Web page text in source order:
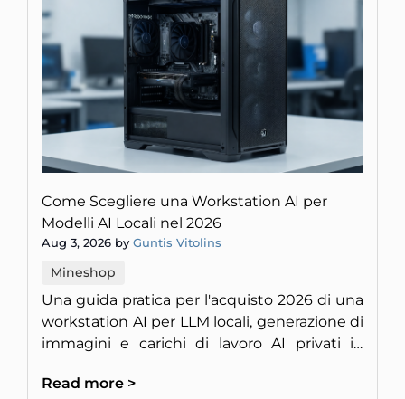
Come Scegliere una Workstation AI per
Modelli AI Locali nel 2026
Aug 3, 2026 by Guntis Vitolins
Mineshop
Una guida pratica per l'acquisto 2026 di una
workstation AI per LLM locali, generazione di
immagini e carichi di lavoro AI privati in
Read more >